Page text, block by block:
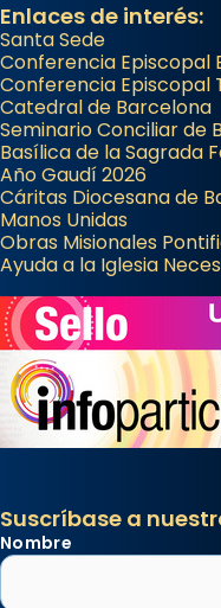
Enlaces de interés:
Santa Sede
Conferencia Episcopal
Conferencia Episcopal
Catedral de Barcelona
Seminario Conciliar de
Basílica de la Sagrada
Año Gaudí 2026
Cáritas Diocesana de
Manos Unidas
Obras Misionales
Ayuda a la Iglesia
Suscríbase a
Nombre